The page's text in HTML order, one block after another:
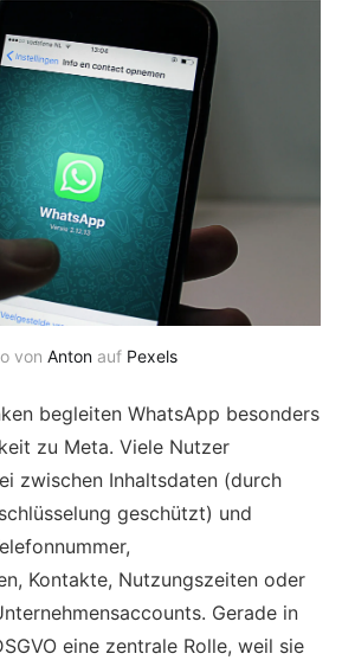
von Anton auf Pexels
begleiten WhatsApp besonders
zu Meta. Viele Nutzer
zwischen Inhaltsdaten (durch
geschützt) und
Kontakte, Nutzungszeiten oder
Gerade in
eine zentrale Rolle, weil sie